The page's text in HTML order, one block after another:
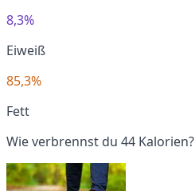
8,3%
Eiweiß
85,3%
Fett
Wie verbrennst du 44 Kalorien?